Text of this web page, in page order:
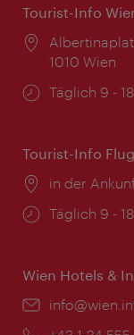
Tourist-Info
Ort:
1010 Wien
Täglich 9 -
Tourist-Info
Ort:
in der
Täglich 9 -
Wien Hotels &
Email: